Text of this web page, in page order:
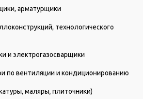
арматурщики
технологического
и электрогазосварщики
по вентиляции и кондиционированию
маляры, плиточники)